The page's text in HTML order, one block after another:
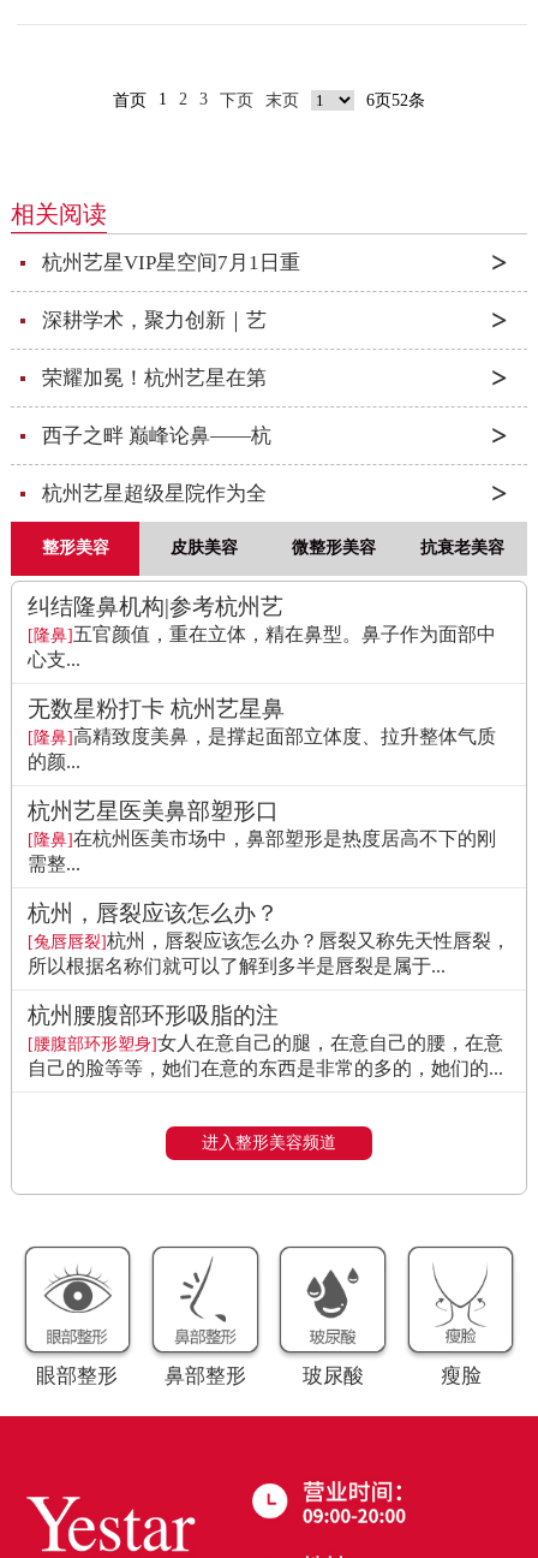
首页 1 2 3 下页 末页 6页52条
相关阅读
杭州艺星VIP星空间7月1日重
深耕学术，聚力创新｜艺
荣耀加冕！杭州艺星在第
西子之畔 巅峰论鼻——杭
杭州艺星超级星院作为全
整形美容 皮肤美容 微整形美容 抗衰老美容
纠结隆鼻机构|参考杭州艺
[隆鼻]五官颜值，重在立体，精在鼻型。鼻子作为面部中
心支...
无数星粉打卡 杭州艺星鼻
[隆鼻]高精致度美鼻，是撑起面部立体度、拉升整体气质
的颜...
杭州艺星医美鼻部塑形口
[隆鼻]在杭州医美市场中，鼻部塑形是热度居高不下的刚
需整...
杭州，唇裂应该怎么办？
[兔唇唇裂]杭州，唇裂应该怎么办？唇裂又称先天性唇裂，
所以根据名称们就可以了解到多半是唇裂是属于...
杭州腰腹部环形吸脂的注
[腰腹部环形塑身]女人在意自己的腿，在意自己的腰，在意
自己的脸等等，她们在意的东西是非常的多的，她们的...
进入整形美容频道
眼部整形 鼻部整形 玻尿酸 瘦脸